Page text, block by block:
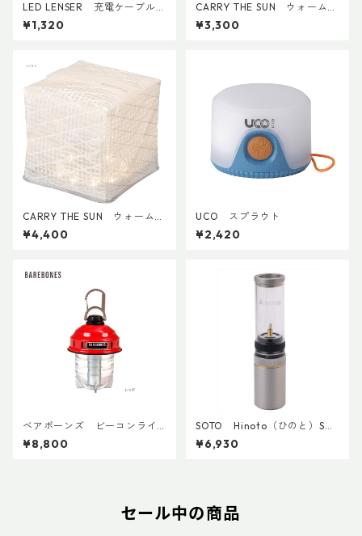
LED LENSER 充電ケーブル
（型番：SP500990_CC）
¥1,320
CARRY THE SUN ウォームラ
イトスモール
¥3,300
CARRY THE SUN ウォームラ
イトミディアム
¥4,400
UCO スプラウト
¥2,420
ベアボーンズ ビーコンライ
トLED 2.0
¥8,800
SOTO Hinoto（ひのと）SO
D-251
¥6,930
セール中の商品